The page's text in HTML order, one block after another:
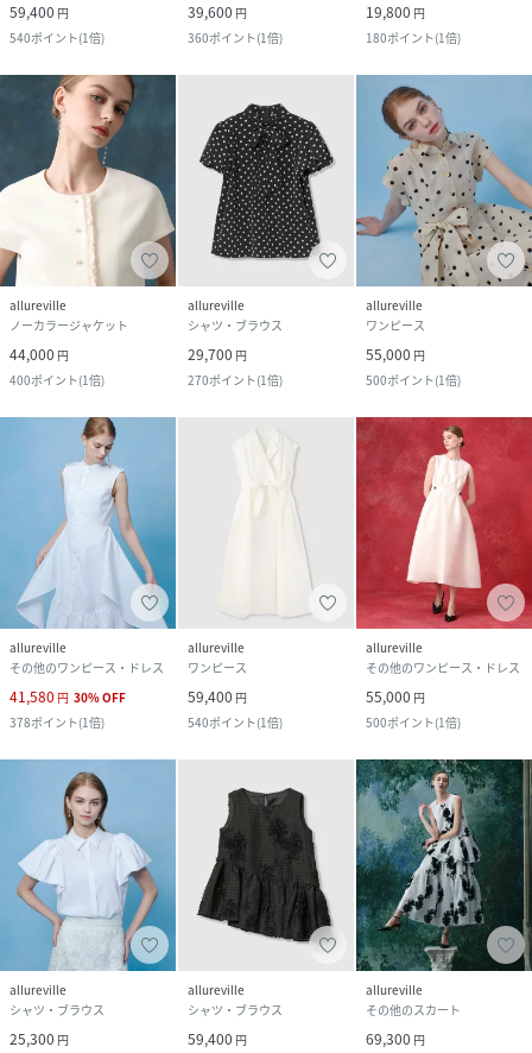
59,400 円
540ポイント(1倍)
39,600 円
360ポイント(1倍)
19,800 円
180ポイント(1倍)
allureville
ノーカラージャケット
44,000 円
400ポイント(1倍)
allureville
シャツ・ブラウス
29,700 円
270ポイント(1倍)
allureville
ワンピース
55,000 円
500ポイント(1倍)
allureville
その他のワンピース・ドレス
41,580 円 30%OFF
378ポイント(1倍)
allureville
ワンピース
59,400 円
540ポイント(1倍)
allureville
その他のワンピース・ドレス
55,000 円
500ポイント(1倍)
allureville
シャツ・ブラウス
25,300 円
allureville
シャツ・ブラウス
59,400 円
allureville
その他のスカート
69,300 円